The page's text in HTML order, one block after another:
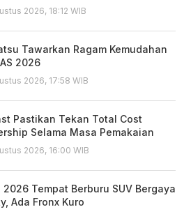
2026, 18:12 WIB
Tawarkan Ragam Kemudahan
2026
2026, 17:58 WIB
Pastikan Tekan Total Cost
Selama Masa Pemakaian
2026, 16:00 WIB
2026 Tempat Berburu SUV Bergaya
Ada Fronx Kuro